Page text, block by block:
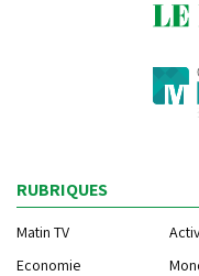
RUBRIQUES
Matin TV
Economie